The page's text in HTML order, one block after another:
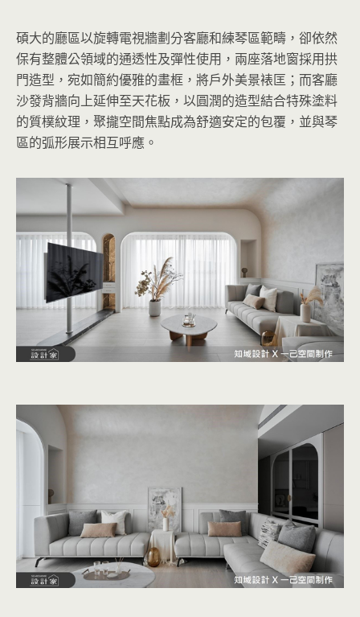
碩大的廳區以旋轉電視牆劃分客廳和練琴區範疇，卻依然
保有整體公領域的通透性及彈性使用，兩座落地窗採用拱
門造型，宛如簡約優雅的畫框，將戶外美景裱匡；而客廳
沙發背牆向上延伸至天花板，以圓潤的造型結合特殊塗料
的質樸紋理，聚攏空間焦點成為舒適安定的包覆，並與琴
區的弧形展示相互呼應。